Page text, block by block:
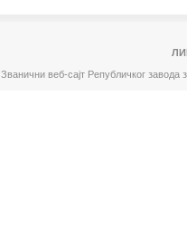
Званични веб-сајт Републичког